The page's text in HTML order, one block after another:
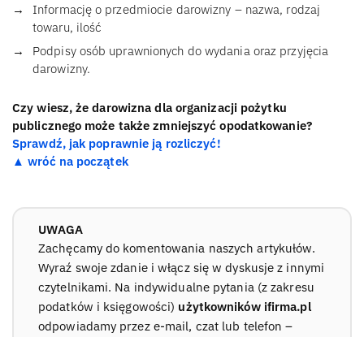
Informację o przedmiocie darowizny – nazwa, rodzaj
towaru, ilość
Podpisy osób uprawnionych do wydania oraz przyjęcia
darowizny.
Czy wiesz, że darowizna dla organizacji pożytku
publicznego może także zmniejszyć opodatkowanie?
Sprawdź, jak poprawnie ją rozliczyć!
▲ wróć na początek
UWAGA
Zachęcamy do komentowania naszych artykułów.
Wyraź swoje zdanie i włącz się w dyskusje z innymi
czytelnikami. Na indywidualne pytania (z zakresu
podatków i księgowości) użytkowników ifirma.pl
odpowiadamy przez e-mail, czat lub telefon –